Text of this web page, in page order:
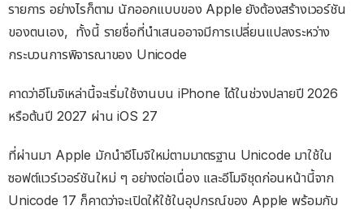
รายการ อย่างไรก็ตาม นักออกแบบของ Apple ยังต้องสร้างเวอร์ชัน
ของตนเอง, ทั้งนี้ รายชื่อที่นำเสนออาจมีการเปลี่ยนแปลงระหว่าง
กระบวนการพิจารณาของ Unicode
คาดว่าอีโมจิเหล่านี้จะเริ่มใช้งานบน iPhone ได้ในช่วงปลายปี 2026
หรือต้นปี 2027 ผ่าน iOS 27
ที่ผ่านมา Apple มักนำอีโมจิใหม่ตามมาตรฐาน Unicode มาใช้ใน
ซอฟต์แวร์เวอร์ชันใหม่ ๆ อย่างต่อเนื่อง และอีโมจิชุดก่อนหน้านี้จาก
Unicode 17 ก็คาดว่าจะเปิดให้ใช้ในอุปกรณ์ของ Apple พร้อมกับ